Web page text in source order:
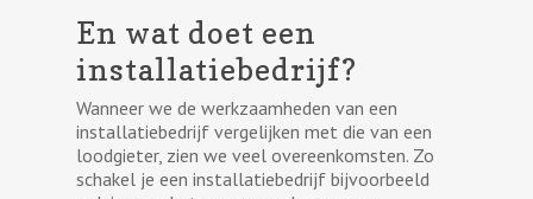
En wat doet een
installatiebedrijf?
Wanneer we de werkzaamheden van een
installatiebedrijf vergelijken met die van een
loodgieter, zien we veel overeenkomsten. Zo
schakel je een installatiebedrijf bijvoorbeeld